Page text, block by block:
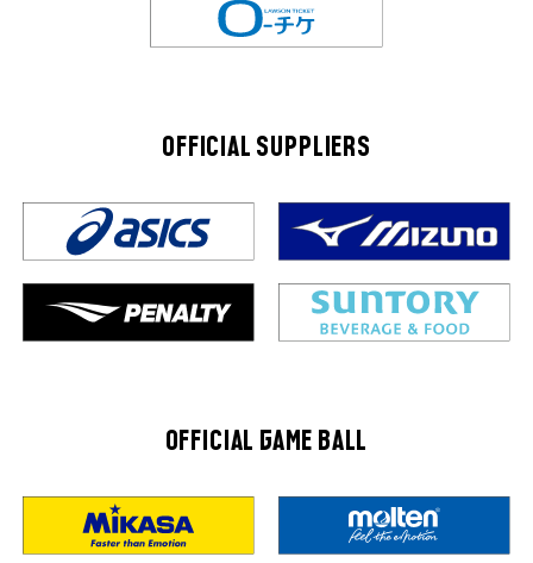
OFFICIAL SUPPLIERS
OFFICIAL GAME BALL